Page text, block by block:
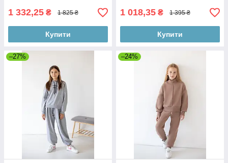
1 332,25 ₴ 1 825 ₴
Купити
1 018,35 ₴ 1 395 ₴
Купити
–27% –24%